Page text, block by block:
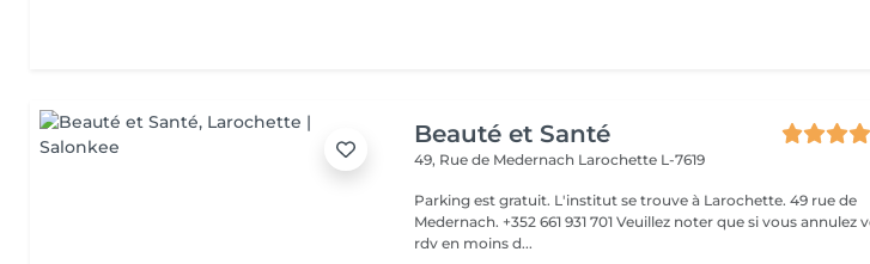
Beauté et Santé
49, Rue de Medernach Larochette L-7619
Parking est gratuit. L'institut se trouve à Larochette. 49 rue de
Medernach. +352 661 931 701 Veuillez noter que si vous annulez votre
rdv en moins d...